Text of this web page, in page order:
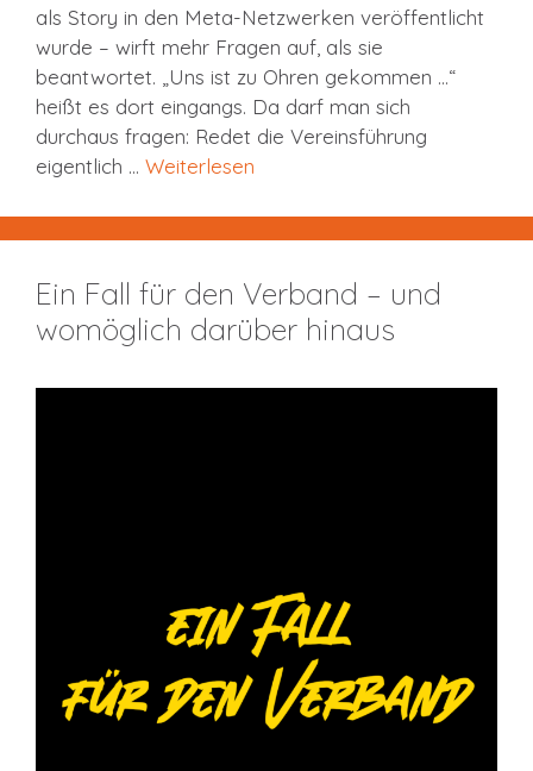
als Story in den Meta-Netzwerken veröffentlicht
wurde – wirft mehr Fragen auf, als sie
beantwortet. „Uns ist zu Ohren gekommen …“
heißt es dort eingangs. Da darf man sich
durchaus fragen: Redet die Vereinsführung
eigentlich … Weiterlesen
Ein Fall für den Verband – und
womöglich darüber hinaus